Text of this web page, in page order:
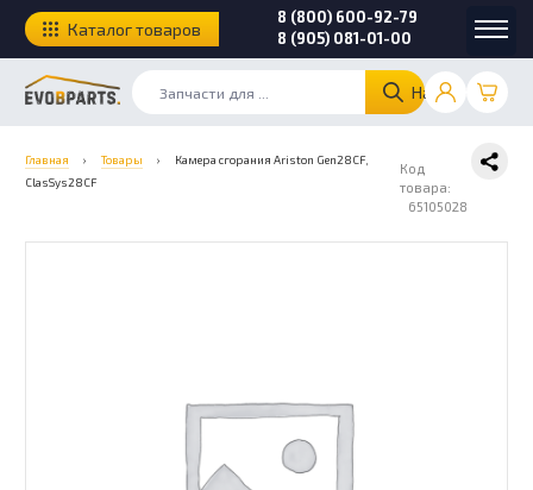
Найти
8 (800) 600-92-79
8 (905) 081-01-00
Каталог товаров
Главная › Товары ›
Камера сгорания Ariston Gen28CF,
ClasSys28CF
Код
товара:
65105028